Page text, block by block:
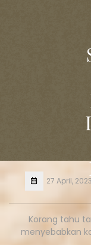
27 April, 2023
Korang tahu
menyebabkan